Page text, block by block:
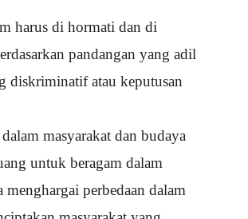
harus di hormati dan di
pandangan yang adil
diskriminatif atau keputusan
masyarakat dan budaya
untuk beragam dalam
perbedaan dalam